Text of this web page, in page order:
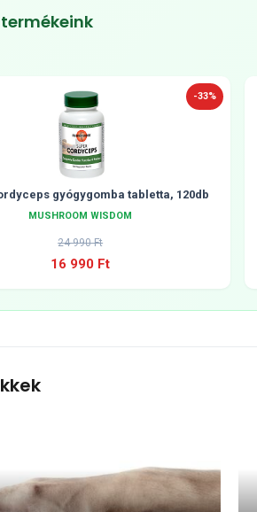
-33%
gyógygomba tabletta, 120db
MUSHROOM WISDOM
24 990 Ft
16 990 Ft